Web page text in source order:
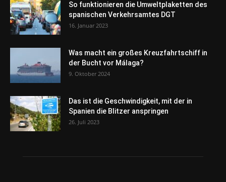
So funktionieren die Umweltplaketten des
spanischen Verkehrsamtes DGT
16. Januar 2023
Was macht ein großes Kreuzfahrtschiff in
der Bucht vor Málaga?
9. Oktober 2024
Das ist die Geschwindigkeit, mit der in
Spanien die Blitzer anspringen
26. Juli 2023